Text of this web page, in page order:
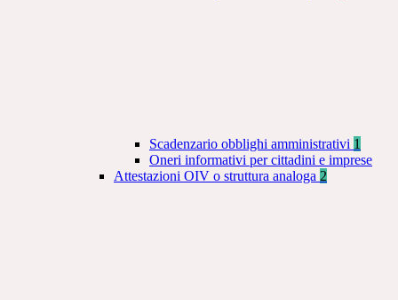
Scadenzario obblighi amministrativi 1
Oneri informativi per cittadini e imprese
Attestazioni OIV o struttura analoga 2